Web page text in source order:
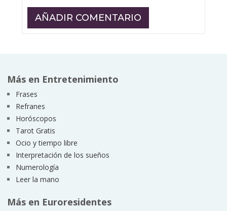
Más en Entretenimiento
Frases
Refranes
Horóscopos
Tarot Gratis
Ocio y tiempo libre
Interpretación de los sueños
Numerología
Leer la mano
Más en Euroresidentes